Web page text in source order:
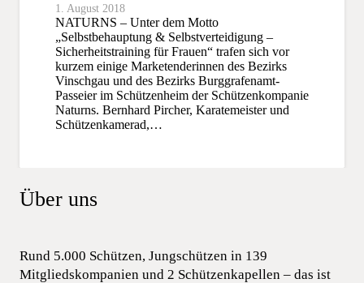
1. August 2018
NATURNS – Unter dem Motto
„Selbstbehauptung & Selbstverteidigung –
Sicherheitstraining für Frauen“ trafen sich vor
kurzem einige Marketenderinnen des Bezirks
Vinschgau und des Bezirks Burggrafenamt-
Passeier im Schützenheim der Schützenkompanie
Naturns. Bernhard Pircher, Karatemeister und
Schützenkamerad,…
Über uns
Rund 5.000 Schützen, Jungschützen in 139
Mitgliedskompanien und 2 Schützenkapellen – das ist